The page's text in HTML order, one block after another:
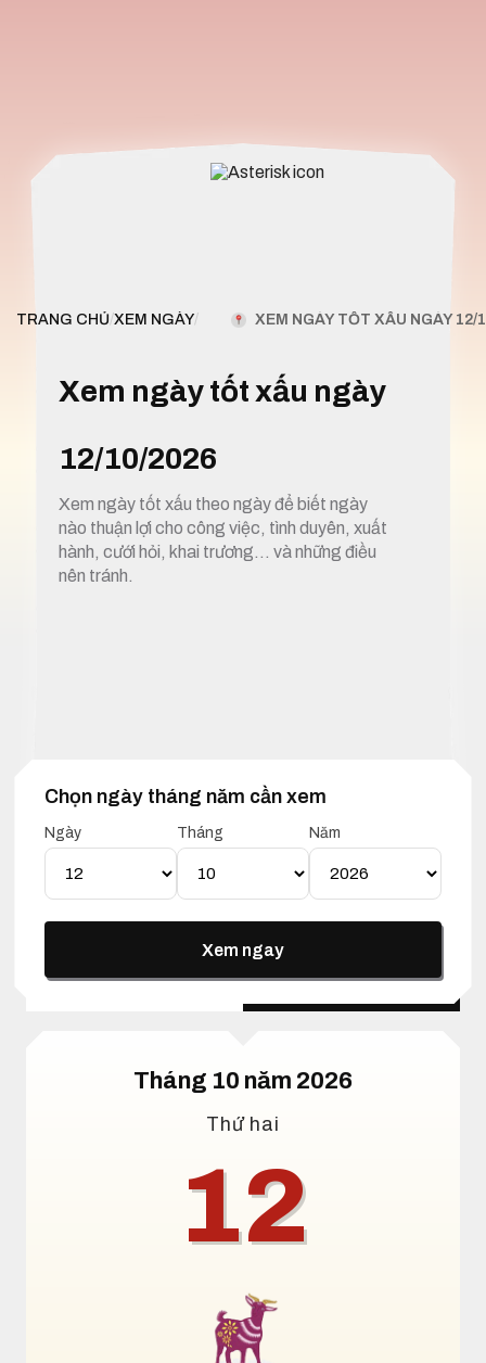
TRANG CHỦ/XEM NGÀY/ XEM NGÀY TỐT XẤU NGÀY 12/
Xem ngày tốt xấu ngày
12/10/2026
Xem ngày tốt xấu theo ngày để biết ngày
nào thuận lợi cho công việc, tình duyên, xuất
hành, cưới hỏi, khai trương… và những điều
nên tránh.
Chọn ngày tháng năm cần xem
Ngày Tháng Năm
Xem ngay
1. Xem ngày tốt xấu 12 tháng 10 năm 2026
Lịch Vạn Niên 12 Tháng 10
Năm 2026
Lịch dương Lịch âm
Tháng 10 năm 2026
Thứ hai
12